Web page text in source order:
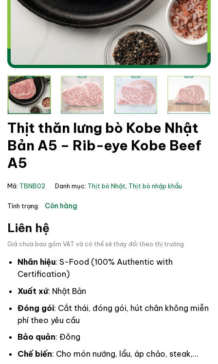
Thịt thăn lưng bò Kobe Nhật
Bản A5 – Rib-eye Kobe Beef
A5
Mã: TBNB02 Danh mục: Thịt bò Nhật, Thịt bò nhập khẩu
Tình trạng: Còn hàng
Liên hệ
Giá chưa bao gồm VAT và có thể sẽ thay đổi theo thị trường
Nhãn hiệu: S-Food (100% Authentic with
Certification)
Xuất xứ: Nhật Bản
Đóng gói: Cắt thái, đóng gói, hút chân không miễn
phí theo yêu cầu
Bảo quản: Đông
Chế biến: Cho món nướng, lẩu, áp chảo, steak,…